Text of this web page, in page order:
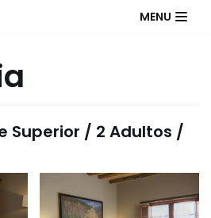
MENU
Superior / 2 Adultos /